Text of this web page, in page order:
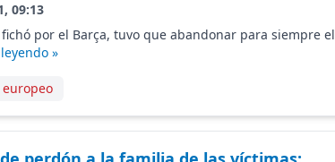
09:13
por el Barça, tuvo que abandonar para siempre el
»